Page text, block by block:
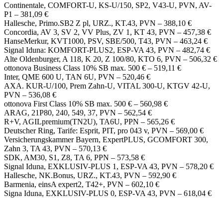
Continentale, COMFORT-U, KS-U/150, SP2, V43-U, PVN, AV-
P1 – 381,09 €
Hallesche, Primo.SB2 Z pl, URZ., KT.43, PVN – 388,10 €
Concordia, AV 3, SV 2, VV Plus, ZV 1, KT 43, PVN – 457,38 €
HanseMerkur, KVT1000, PSV, SBE/500, T43, PVN – 463,24 €
Signal Iduna: KOMFORT-PLUS2, ESP-VA 43, PVN – 482,74 €
Alte Oldenburger, A 118, K 20, Z 100/80, KTO 6, PVN – 506,32 €
ottonova Business Class 10% SB max. 500 € – 519,11 €
Inter, QME 600 U, TAN 6U, PVN – 520,46 €
AXA. KUR-U/100, Prem Zahn-U, VITAL 300-U, KTGV 42-U,
PVN – 536,08 €
ottonova First Class 10% SB max. 500 € – 560,98 €
ARAG, 21P80, 240, 549, 37, PVN – 562,54 €
R+V, AGILpremium(TN2U), TA6U, PPN – 565,26 €
Deutscher Ring, Tarife: Esprit, PIT, pro 043 v, PVN – 569,00 €
Versicherungskammer Bayern, ExpertPLUS, GCOMFORT 300,
Zahn 3, TA 43, PVN – 570,13 €
SDK, AM30, S1, Z8, TA 6, PPN – 573,58 €
Signal Iduna, EXKLUSIV-PLUS 1, ESP-VA 43, PVN – 578,20 €
Hallesche, NK.Bonus, URZ., KT.43, PVN – 592,90 €
Barmenia, einsA expert2, T42+, PVN – 602,10 €
Signa Iduna, EXKLUSIV-PLUS 0, ESP-VA 43, PVN – 618,04 €